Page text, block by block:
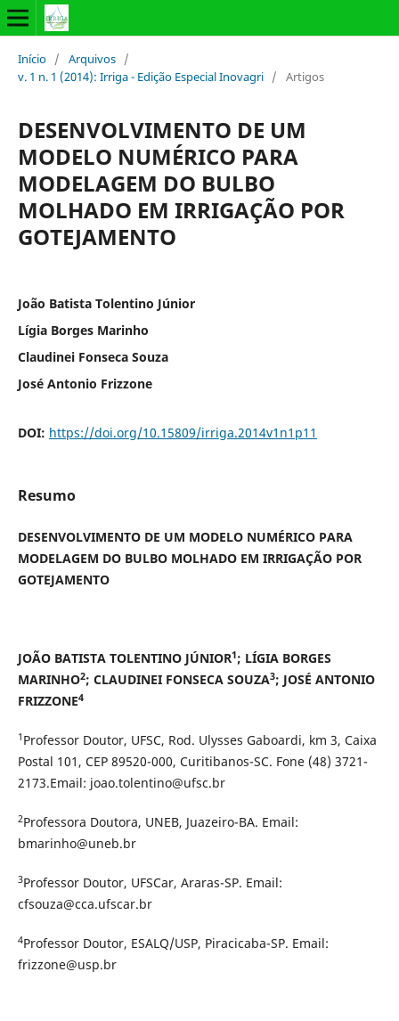
Início / Arquivos /
v. 1 n. 1 (2014): Irriga - Edição Especial Inovagri / Artigos
DESENVOLVIMENTO DE UM
MODELO NUMÉRICO PARA
MODELAGEM DO BULBO
MOLHADO EM IRRIGAÇÃO POR
GOTEJAMENTO
João Batista Tolentino Júnior
Lígia Borges Marinho
Claudinei Fonseca Souza
José Antonio Frizzone
DOI: https://doi.org/10.15809/irriga.2014v1n1p11
Resumo
DESENVOLVIMENTO DE UM MODELO NUMÉRICO PARA
MODELAGEM DO BULBO MOLHADO EM IRRIGAÇÃO POR
GOTEJAMENTO
JOÃO BATISTA TOLENTINO JÚNIOR1; LÍGIA BORGES
MARINHO2; CLAUDINEI FONSECA SOUZA3; JOSÉ ANTONIO
FRIZZONE4
1 Professor Doutor, UFSC, Rod. Ulysses Gaboardi, km 3, Caixa
Postal 101, CEP 89520-000, Curitibanos-SC. Fone (48) 3721-
2173.Email: joao.tolentino@ufsc.br
2Professora Doutora, UNEB, Juazeiro-BA. Email:
bmarinho@uneb.br
3Professor Doutor, UFSCar, Araras-SP. Email:
cfsouza@cca.ufscar.br
4Professor Doutor, ESALQ/USP, Piracicaba-SP. Email:
frizzone@usp.br